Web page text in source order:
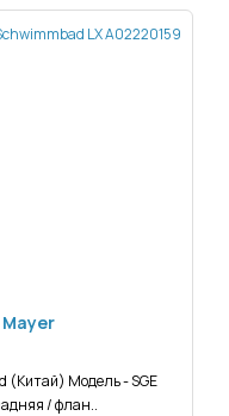
(Китай) Модель - SGE
/ флан..